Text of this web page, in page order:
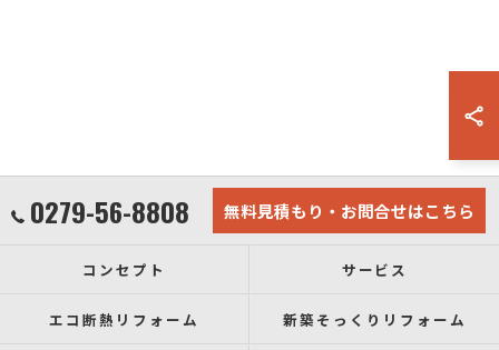
0279-56-8808 無料見積もり・お問合せはこちら
コンセプト サービス
エコ断熱リフォーム 新築そっくりリフォーム